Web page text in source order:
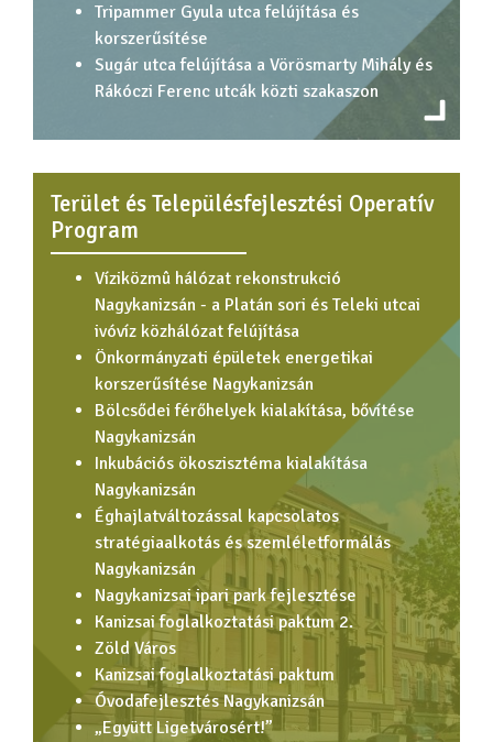
Tripammer Gyula utca felújítása és
korszerűsítése
Sugár utca felújítása a Vörösmarty Mihály és
Rákóczi Ferenc utcák közti szakaszon
Terület és Településfejlesztési Operatív
Program
Víziközmû hálózat rekonstrukció
Nagykanizsán - a Platán sori és Teleki utcai
ivóvíz közhálózat felújítása
Önkormányzati épületek energetikai
korszerűsítése Nagykanizsán
Bölcsődei férőhelyek kialakítása, bővítése
Nagykanizsán
Inkubációs ökoszisztéma kialakítása
Nagykanizsán
Éghajlatváltozással kapcsolatos
stratégiaalkotás és szemléletformálás
Nagykanizsán
Nagykanizsai ipari park fejlesztése
Kanizsai foglalkoztatási paktum 2.
Zöld Város
Kanizsai foglalkoztatási paktum
Óvodafejlesztés Nagykanizsán
„Együtt Ligetvárosért!”